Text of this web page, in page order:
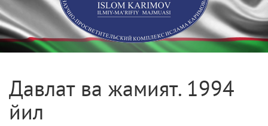
Давлат ва жамият. 1994
йил